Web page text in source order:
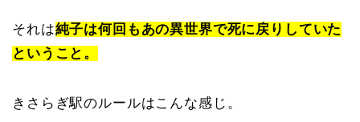
それは純子は何回もあの異世界で死に戻りしていた
ということ。
きさらぎ駅のルールはこんな感じ。